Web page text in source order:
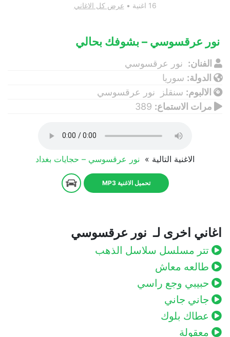
16 اغنية • عرض كل الاغاني
نور عرقسوسي – بشوفك بحالي
الفنان: نور عرقسوسي
الدولة: سوريا
الالبوم: سنقلز نور عرقسوسي
مرات الاستماع:
الاغنية التالية » نور عرقسوسي – حجايات بغداد
تحميل الاغنية MP3
اغاني اخرى لـ نور عرقسوسي
تتر مسلسل سلاسل الذهب
طالعه معاش
حبيبي وجع راسي
جاني جاني
عطاك بلوك
معقولة